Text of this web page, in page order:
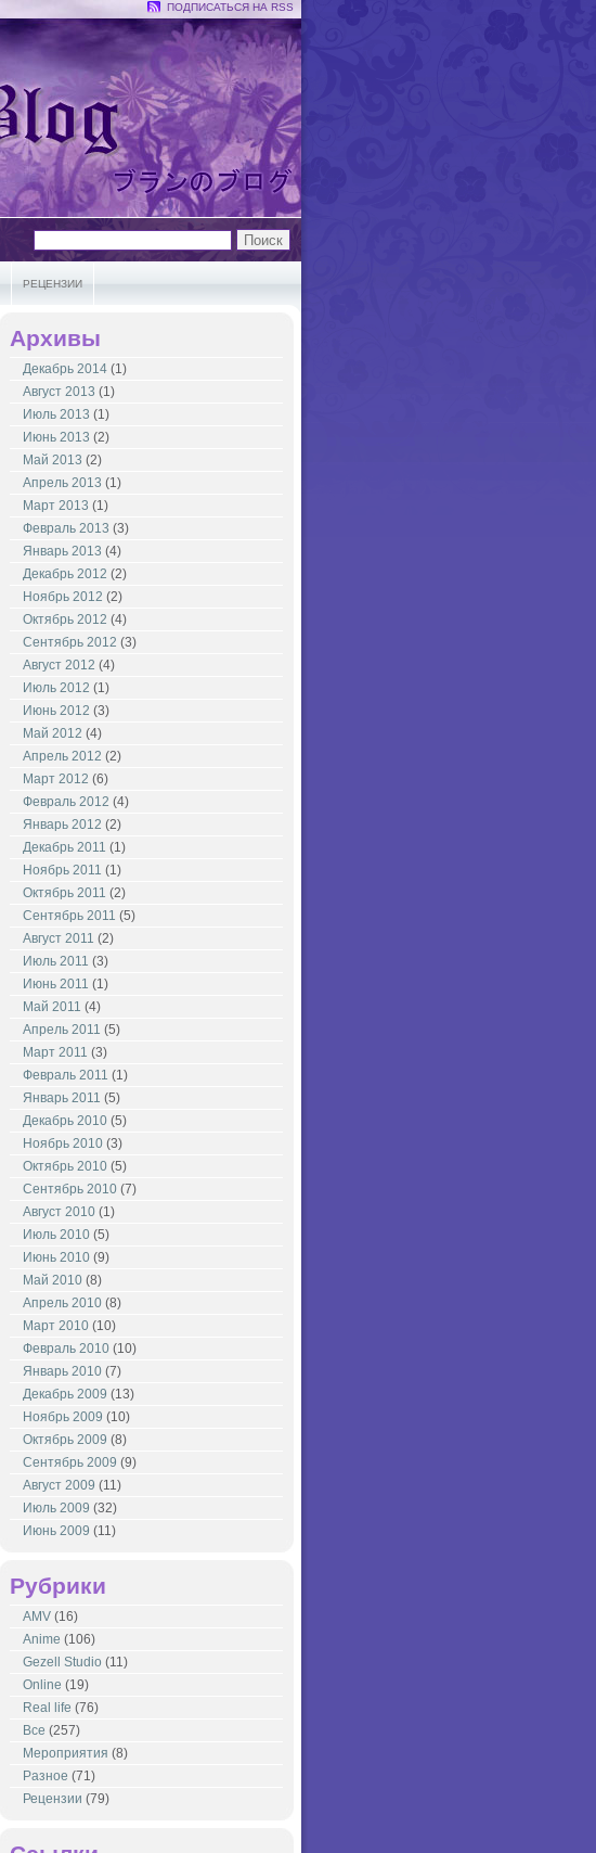
ПОДПИСАТЬСЯ НА RSS
РЕЦЕНЗИИ
Архивы
Декабрь 2014 (1)
Август 2013 (1)
Июль 2013 (1)
Июнь 2013 (2)
Май 2013 (2)
Апрель 2013 (1)
Март 2013 (1)
Февраль 2013 (3)
Январь 2013 (4)
Декабрь 2012 (2)
Ноябрь 2012 (2)
Октябрь 2012 (4)
Сентябрь 2012 (3)
Август 2012 (4)
Июль 2012 (1)
Июнь 2012 (3)
Май 2012 (4)
Апрель 2012 (2)
Март 2012 (6)
Февраль 2012 (4)
Январь 2012 (2)
Декабрь 2011 (1)
Ноябрь 2011 (1)
Октябрь 2011 (2)
Сентябрь 2011 (5)
Август 2011 (2)
Июль 2011 (3)
Июнь 2011 (1)
Май 2011 (4)
Апрель 2011 (5)
Март 2011 (3)
Февраль 2011 (1)
Январь 2011 (5)
Декабрь 2010 (5)
Ноябрь 2010 (3)
Октябрь 2010 (5)
Сентябрь 2010 (7)
Август 2010 (1)
Июль 2010 (5)
Июнь 2010 (9)
Май 2010 (8)
Апрель 2010 (8)
Март 2010 (10)
Февраль 2010 (10)
Январь 2010 (7)
Декабрь 2009 (13)
Ноябрь 2009 (10)
Октябрь 2009 (8)
Сентябрь 2009 (9)
Август 2009 (11)
Июль 2009 (32)
Июнь 2009 (11)
Рубрики
AMV (16)
Anime (106)
Gezell Studio (11)
Online (19)
Real life (76)
Все (257)
Мероприятия (8)
Разное (71)
Рецензии (79)